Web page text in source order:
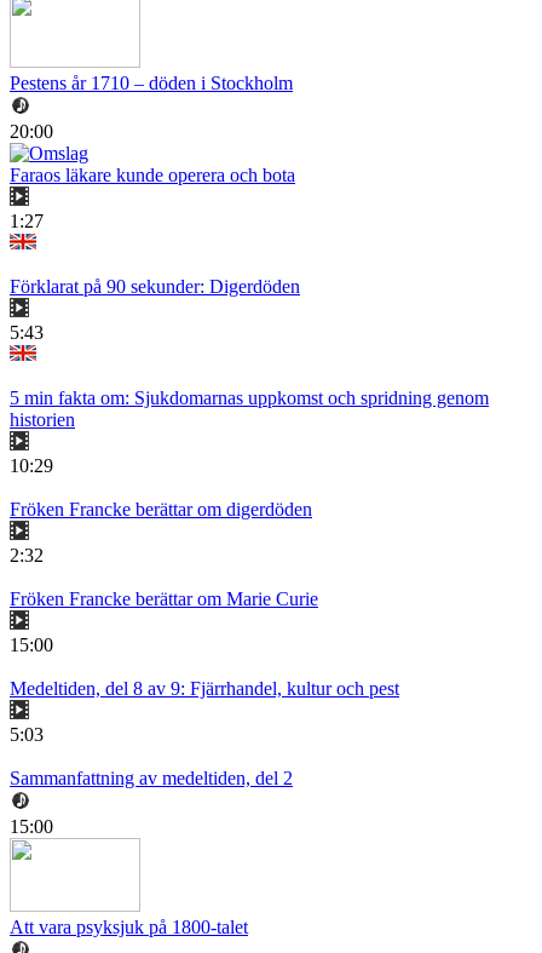
Pestens år 1710 – döden i Stockholm
20:00
Faraos läkare kunde operera och bota
1:27
Förklarat på 90 sekunder: Digerdöden
5:43
5 min fakta om: Sjukdomarnas uppkomst och spridning genom
historien
10:29
Fröken Francke berättar om digerdöden
2:32
Fröken Francke berättar om Marie Curie
15:00
Medeltiden, del 8 av 9: Fjärrhandel, kultur och pest
5:03
Sammanfattning av medeltiden, del 2
15:00
Att vara psyksjuk på 1800-talet